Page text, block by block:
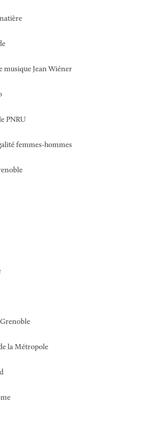
musique Jean Wiéner
PNRU
femmes-hommes
la Métropole